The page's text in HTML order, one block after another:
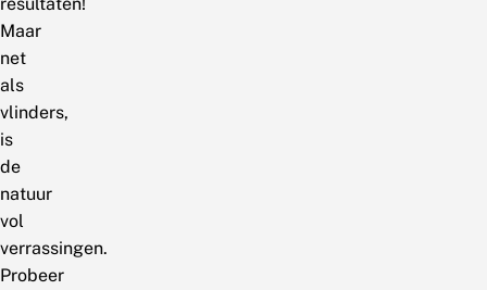
Maar
net
als
vlinders,
is
de
natuur
vol
verrassingen.
Probeer